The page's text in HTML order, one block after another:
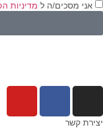
אני מסכים/ה למדיניות
קשר